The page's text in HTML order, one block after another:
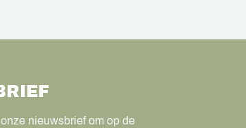
nieuwsbrief om op de